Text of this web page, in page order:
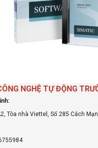
NGHỆ TỰ ĐỘNG
Tòa nhà Viettel, Số 285 Cách